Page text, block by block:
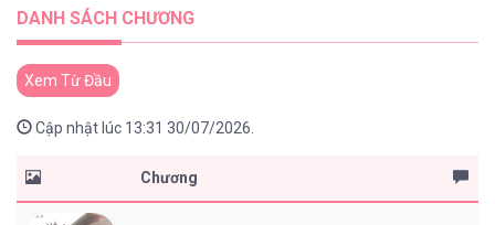
DANH SÁCH CHƯƠNG
Xem Từ Đầu
Cập nhật lúc 13:31 30/07/2026.
Chương